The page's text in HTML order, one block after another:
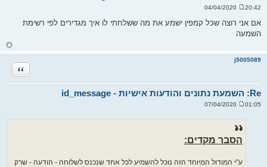
ח
20:42 04/04/2020
אם אני רוצה שכל קמפין ישמע את מה ששלחתי לו איך מגדירים לפי רשימת
השמעה
j5005089
Re: השמעת נתונים והודעות אישיות - id_message
ציטוט
י
ח
ה
01:05 07/04/2020
הסבר מקדים:
ע"י המודול המיוחד הזה נוכל להשמיע לכל אחד שנכנס לשלוחה - הודעה - שרק